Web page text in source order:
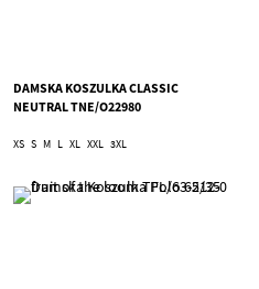
DAMSKA KOSZULKA CLASSIC
NEUTRAL TNE/O22980
XS S M L XL XXL 3XL